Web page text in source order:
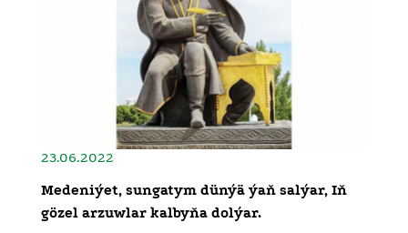
23.06.2022
Medeniýet, sungatym dünýä ýaň salýar, Iň
gözel arzuwlar kalbyňa dolýar.